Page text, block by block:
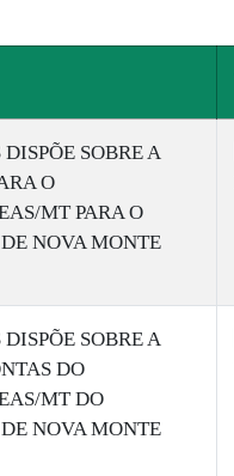
SOBRE A
O
MT PARA O
NOVA MONTE
SOBRE A
DO
MT DO
NOVA MONTE